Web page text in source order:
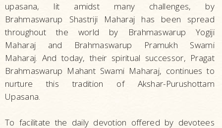
upasana, lit amidst many challenges, by
Brahmaswarup Shastriji Maharaj has been spread
throughout the world by Brahmaswarup Yogiji
Maharaj and Brahmaswarup Pramukh Swami
Maharaj. And today, their spiritual successor, Pragat
Brahmaswarup Mahant Swami Maharaj, continues to
nurture this tradition of Akshar-Purushottam
Upasana.
To facilitate the daily devotion offered by devotees